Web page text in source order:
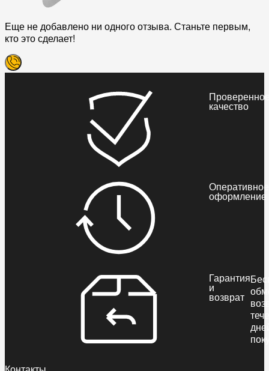
Еще не добавлено ни одного отзыва. Станьте первым,
кто это сделает!
качество
Оперативное
оформление
Гарантия
и
возврат